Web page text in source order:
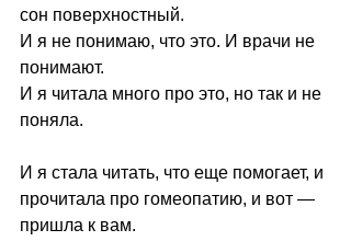
сон поверхностный.
И я не понимаю, что это. И врачи не
понимают.
И я читала много про это, но так и не
поняла.
И я стала читать, что еще помогает, и
прочитала про гомеопатию, и вот —
пришла к вам.